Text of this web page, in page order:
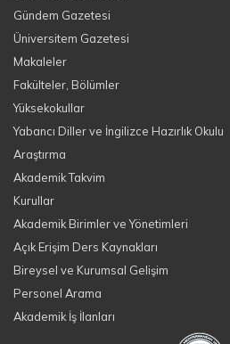
Gündem Gazetesi
Üniversitem Gazetesi
Makaleler
Fakülteler, Bölümler
Yüksekokullar
Yabancı Diller ve İngilizce Hazırlık Okulu
Araştırma
Akademik Takvim
Kurullar
Akademik Birimler ve Yönetimleri
Açık Erişim Ders Kaynakları
Bireysel ve Kurumsal Gelişim
Personel Arama
Akademik İş İlanları